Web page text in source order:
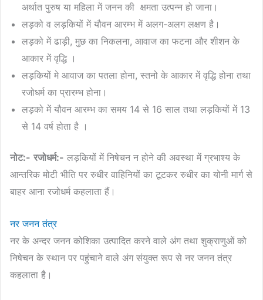
अर्थात पुरुष या महिला में जनन की क्षमता उत्पन्न हो जाना।
लड़को व लड़कियों में यौवन आरम्भ में अलग-अलग लक्षण है।
लड़को में ढाड़ी, मुछ का निकलना, आवाज का फटना और शीशन के
आकार में वृद्धि ।
लड़कियों मे आवाज का पतला होना, स्तनो के आकार में वृद्धि होना तथा
रजोधर्म का प्रारम्भ होना।
लड़को में यौवन आरम्भ का समय 14 से 16 साल तथा लड़कियों में 13
से 14 वर्ष होता है ।
नोट:- रजोधर्म:- लड़कियों में निषेचन न होने की अवस्था में ग्रभाश्य के
आन्तरिक मोटी भीति पर रुधीर वाहिनियों का टूटकर रुधीर का योनी मार्ग से
बाहर आना रजोधर्म कहलाता हैं।
नर जनन तंत्र
नर के अन्दर जनन कोशिका उत्पादित करने वाले अंग तथा शुक्राणुओं को
निषेचन के स्थान पर पहुंचाने वाले अंग संयुक्त रूप से नर जनन तंत्र
कहलाता है।